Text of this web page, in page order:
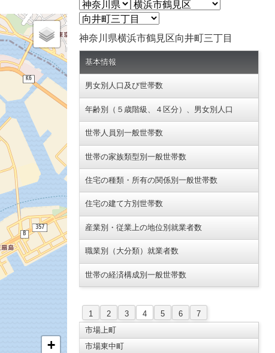
+
神奈川県横浜市鶴見区向井町三丁目
基本情報
男女別人口及び世帯数
年齢別（５歳階級、４区分）、男女別人口
世帯人員別一般世帯数
世帯の家族類型別一般世帯数
住宅の種類・所有の関係別一般世帯数
住宅の建て方別世帯数
産業別・従業上の地位別就業者数
職業別（大分類）就業者数
世帯の経済構成別一般世帯数
1 2 3 4 5 6
7
市場上町
市場東中町